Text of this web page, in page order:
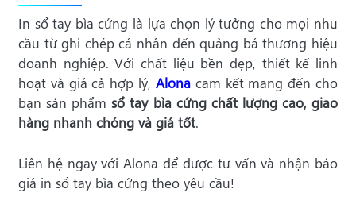
In sổ tay bìa cứng là lựa chọn lý tưởng cho mọi nhu
cầu từ ghi chép cá nhân đến quảng bá thương hiệu
doanh nghiệp. Với chất liệu bền đẹp, thiết kế linh
hoạt và giá cả hợp lý, Alonacam kết mang đến cho
bạn sản phẩmsổ tay bìa cứng chất lượng cao, giao
hàng nhanh chóng và giá tốt.
Liên hệ ngay với Alona để được tư vấn và nhận báo
giá in sổ tay bìa cứng theo yêu cầu!